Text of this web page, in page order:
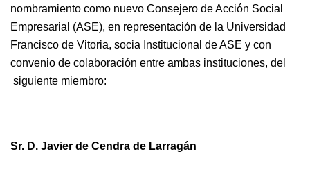
nombramiento como nuevo Consejero de Acción Social
Empresarial (ASE), en representación de la Universidad
Francisco de Vitoria, socia Institucional de ASE y con
convenio de colaboración entre ambas instituciones, del
siguiente miembro:
Sr. D. Javier de Cendra de Larragán